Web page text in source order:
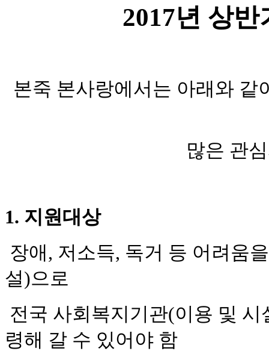
2017년 상
본죽 본사랑에서는 아래와 같
많은 관
1. 지원대상
장애 , 저소득, 독거 등 어려움
설)으로
전국 사회복지기관(이용 및 시
령해 갈 수 있어야 함